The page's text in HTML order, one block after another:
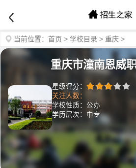
当前位置： 首页 > 学校目录 > 重庆 >
重庆市潼南恩威
星级评分：
关注人数：
学校性质：公办
学历层次：中专